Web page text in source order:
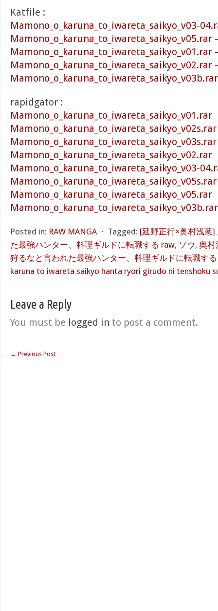
Katfile :
Mamono_o_karuna_to_iwareta_saikyo_v03-
Mamono_o_karuna_to_iwareta_saikyo_v05.rar
Mamono_o_karuna_to_iwareta_saikyo_v01.rar
Mamono_o_karuna_to_iwareta_saikyo_v02.rar
rapidgator :
Mamono_o_karuna_to_iwareta_saikyo_v01.rar
Mamono_o_karuna_to_iwareta_saikyo_v02s.rar
Mamono_o_karuna_to_iwareta_saikyo_v03s.rar
Mamono_o_karuna_to_iwareta_saikyo_v02.rar
Mamono_o_karuna_to_iwareta_saikyo_v03-
Mamono_o_karuna_to_iwareta_saikyo_v05s.rar
Mamono_o_karuna_to_iwareta_saikyo_v05.rar
Mamono_o_karuna_to_iwareta_saikyo_v03b.rar
Posted in: RAW MANGA ⋅ Tagged: [延野正行×奥村浅葱
た最強ハンター、料理ギルドに転職する raw, ソウ, 奥村
狩るなと言われた最強ハンター、料理ギルドに転職す
karuna to iwareta saikyo hanta ryori girudo ni tenshoku
Leave a Reply
You must be logged in to post a comment.
← Previous Post